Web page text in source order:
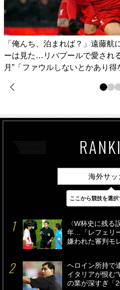
「俺んち、泊まれば？」遠藤航
ーは見た…リバプールで愛され
月”「ファウルしないとかあり得
海外サッ
最新 24時
〈W杯史に残る
年…「レフェリ
嫌われた審判モ
ヘロイン所持で
イタリアが恨む
の業が深すぎ「
ここから競技を選択